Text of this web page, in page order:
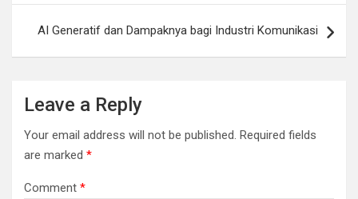
AI Generatif dan Dampaknya bagi Industri Komunikasi
Leave a Reply
Your email address will not be published. Required fields
are marked *
Comment *